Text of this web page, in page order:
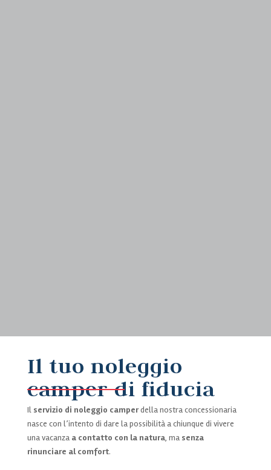
Il tuo noleggio
camper di fiducia
Il servizio di noleggio camperdella nostra concessionaria
nasce con l’intento di dare la possibilità a chiunque di vivere
una vacanza a contatto con la natura, ma senza
rinunciare al comfort.